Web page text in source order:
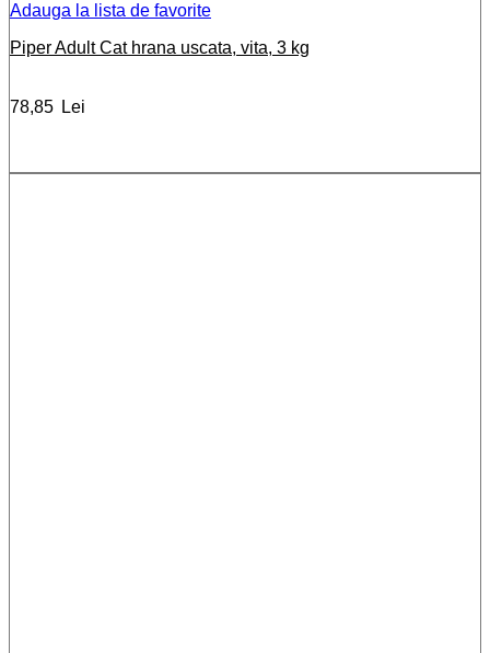
Adauga la lista de favorite
Piper Adult Cat hrana uscata, vita, 3 kg
78,85 Lei